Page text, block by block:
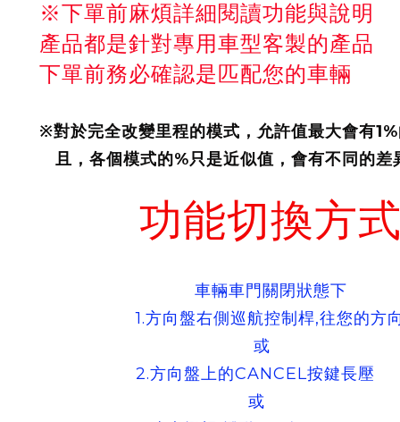
※下單前麻煩詳細閱讀功能與說明
產品都是針對專用車型客製的產品
下單前務必確認是匹配您的車輛
※對於完全改變里程的模式，允許值最大會有
且，各個模式的%只是近似值，會有不同的
功能切換方
車輛車門關閉狀態下
1.方向盤右側巡航控制桿,往您的方向
或
2.方向盤上的CANCEL按鍵長壓
或